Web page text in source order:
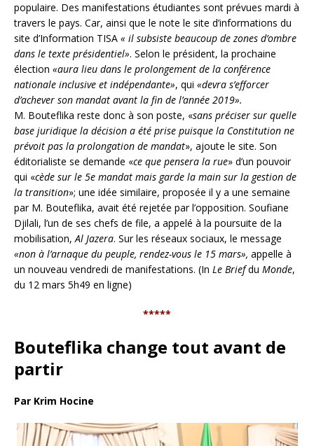
populaire. Des manifestations étudiantes sont prévues mardi à
travers le pays. Car, ainsi que le note le site d’informations du
site d’Information TISA « il subsiste beaucoup de zones d’ombre
dans le texte présidentiel». Selon le président, la prochaine
élection «aura lieu dans le prolongement de la conférence
nationale inclusive et indépendante», qui «devra s’efforcer
d’achever son mandat avant la fin de l’année 2019».
M. Bouteflika reste donc à son poste, «sans préciser sur quelle
base juridique la décision a été prise puisque la Constitution ne
prévoit pas la prolongation de mandat», ajoute le site. Son
éditorialiste se demande «ce que pensera la rue» d’un pouvoir
qui «cède sur le 5e mandat mais garde la main sur la gestion de
la transition»; une idée similaire, proposée il y a une semaine
par M. Bouteflika, avait été rejetée par l’opposition. Soufiane
Djilali, l’un de ses chefs de file, a appelé à la poursuite de la
mobilisation,Al Jazera. Sur les réseaux sociaux, le message
«non à l’arnaque du peuple, rendez-vous le 15 mars», appelle à
un nouveau vendredi de manifestations. (In Le Briefdu Monde,
du 12 mars 5h49 en ligne)
*****
Bouteflika change tout avant de
partir
Par Krim Hocine